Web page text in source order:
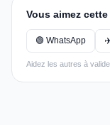
Vous aimez
🟢 WhatsApp
Aidez les autres à